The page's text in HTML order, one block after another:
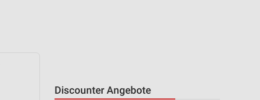
Discounter Angebote